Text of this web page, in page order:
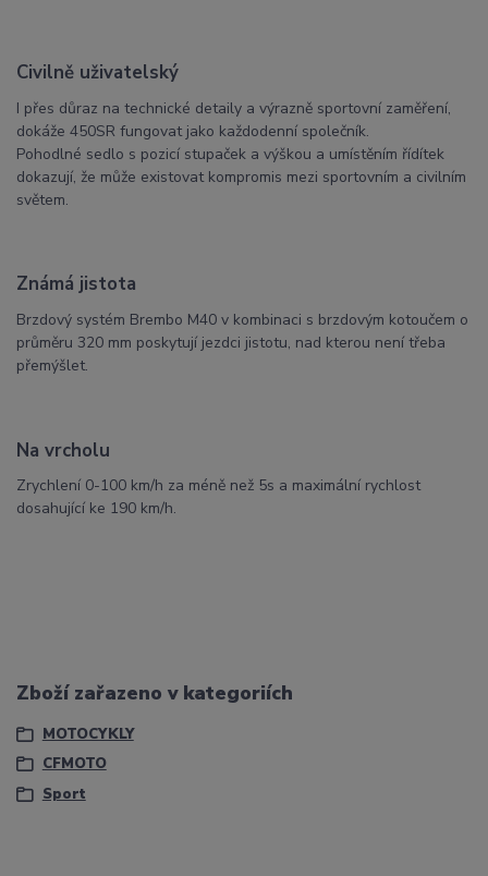
Civilně uživatelský
I přes důraz na technické detaily a výrazně sportovní zaměření,
dokáže 450SR fungovat jako každodenní společník.
Pohodlné sedlo s pozicí stupaček a výškou a umístěním řídítek
dokazují, že může existovat kompromis mezi sportovním a civilním
světem.
Známá jistota
Brzdový systém Brembo M40 v kombinaci s brzdovým kotoučem o
průměru 320 mm poskytují jezdci jistotu, nad kterou není třeba
přemýšlet.
Na vrcholu
Zrychlení 0-100 km/h za méně než 5s a maximální rychlost
dosahující ke 190 km/h.
Zboží zařazeno v kategoriích
MOTOCYKLY
CFMOTO
Sport